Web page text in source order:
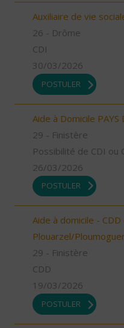
Auxiliaire de vie
26 - Drôme
CDI
30/03/2026
POSTULER
Aide à Domicile PAYS
29 - Finistère
Possibilité de CDI ou
26/03/2026
POSTULER
Aide à domicile -
Plouarzel/
29 - Finistère
CDD
19/03/2026
POSTULER